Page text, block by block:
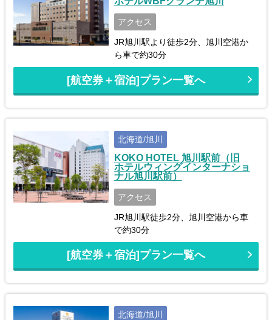
アクセス
JR旭川駅より徒歩2分、旭川空港か
ら車で約30分
[航空券＋宿泊]プラン一覧へ
北海道/旭川
KOKO HOTEL 旭川駅前（旧
ホテルウィングインターナショ
ナル旭川駅前）
アクセス
JR旭川駅徒歩2分、旭川空港から車
で約30分
[航空券＋宿泊]プラン一覧へ
北海道/旭川